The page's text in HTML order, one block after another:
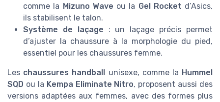
comme la Mizuno Wave ou la Gel Rocket d’Asics,
ils stabilisent le talon.
Système de laçage : un laçage précis permet
d’ajuster la chaussure à la morphologie du pied,
essentiel pour les chaussures femme.
Les chaussures handball unisexe, comme la Hummel
SQD ou la Kempa Eliminate Nitro, proposent aussi des
versions adaptées aux femmes, avec des formes plus